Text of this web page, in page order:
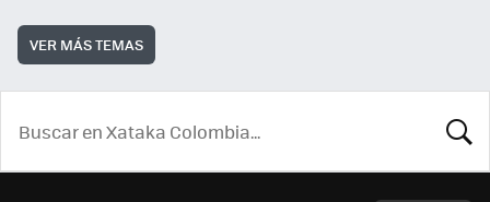
VER MÁS TEMAS